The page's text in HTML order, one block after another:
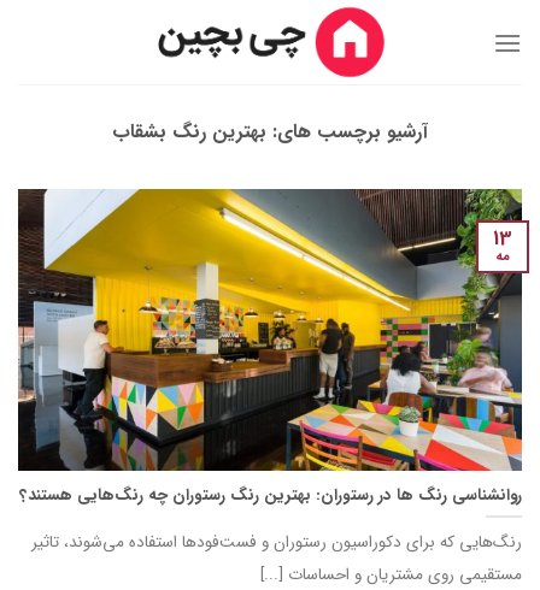
آرشیو برچسب های: بهترین رنگ بشقاب
روانشناسی رنگ ها در رستوران: بهترین رنگ رستوران چه رنگ‌هایی هستند؟
رنگ‌هایی که برای دکوراسیون رستوران و فست‌فودها استفاده می‌شوند، تاثیر
مستقیمی روی مشتریان و احساسات [...]
13
مه